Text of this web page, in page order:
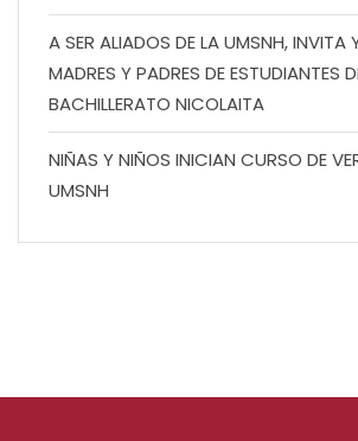
A SER ALIADOS DE LA UMSNH, INVITA
MADRES Y PADRES DE ESTUDIANTES
BACHILLERATO NICOLAITA
NIÑAS Y NIÑOS INICIAN CURSO DE
UMSNH